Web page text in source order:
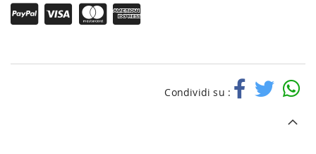
Condividi su :